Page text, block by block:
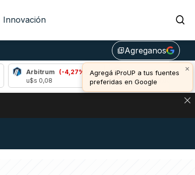
Innovación
library_addAgreganos
×
Agregá iProUP a tus fuentes
preferidas en Google
Arbitrum
(-4,27%)
Bitcoin (0,38%)
u$s 64.443,00
Y ESTA SEÑAL DEFINE LOS PRECIOS DE